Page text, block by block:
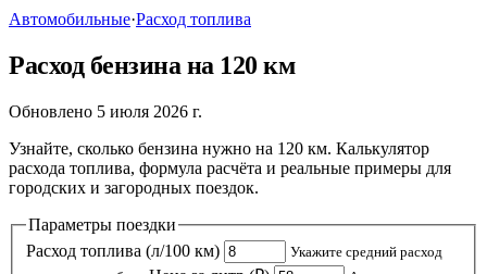
Автомобильные·Расход топлива
Расход бензина на 120 км
Обновлено 5 июля 2026 г.
Узнайте, сколько бензина нужно на 120 км. Калькулятор
расхода топлива, формула расчёта и реальные примеры для
городских и загородных поездок.
Параметры поездки
Расход топлива (л/100 км)
Укажите средний расход